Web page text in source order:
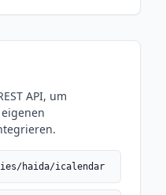
API, um
haida/icalendar